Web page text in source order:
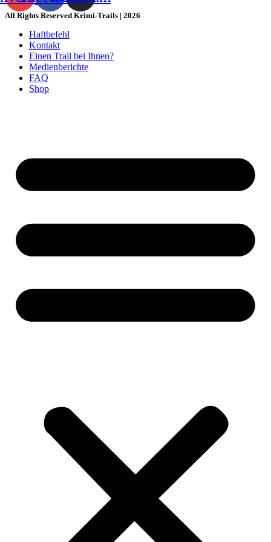
All Rights Reserved Krimi-Trails | 2026
Haftbefehl
Kontakt
Einen Trail bei Ihnen?
Medienberichte
FAQ
Shop